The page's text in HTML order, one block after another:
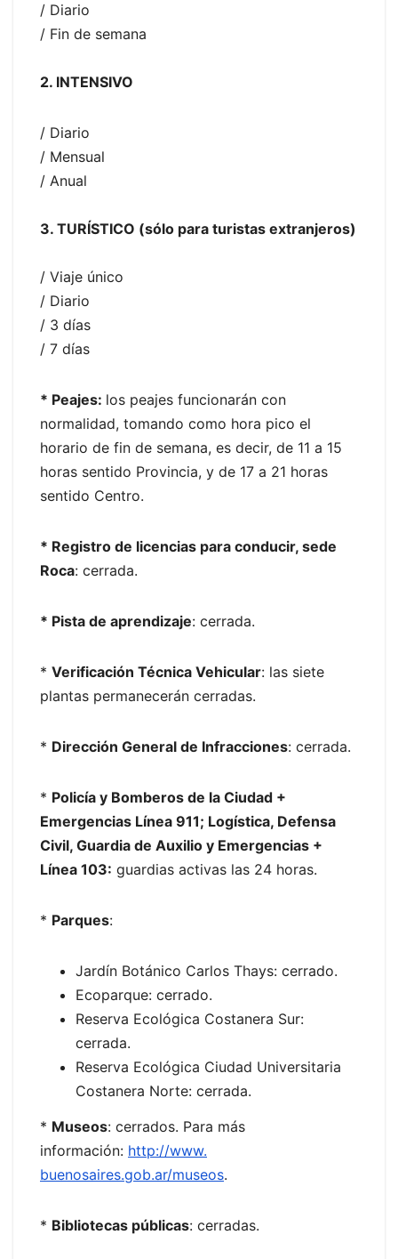
/ Diario
/ Fin de semana
2. INTENSIVO
/ Diario
/ Mensual
/ Anual
3. TURÍSTICO (sólo para turistas extranjeros)
/ Viaje único
/ Diario
/ 3 días
/ 7 días
* Peajes: los peajes funcionarán con
normalidad, tomando como hora pico el
horario de fin de semana, es decir, de 11 a 15
horas sentido Provincia, y de 17 a 21 horas
sentido Centro.
* Registro de licencias para conducir, sede
Roca: cerrada.
* Pista de aprendizaje: cerrada.
* Verificación Técnica Vehicular: las siete
plantas permanecerán cerradas.
* Dirección General de Infracciones: cerrada.
* Policía y Bomberos de la Ciudad +
Emergencias Línea 911; Logística, Defensa
Civil, Guardia de Auxilio y Emergencias +
Línea 103: guardias activas las 24 horas.
* Parques:
Jardín Botánico Carlos Thays: cerrado.
Ecoparque: cerrado.
Reserva Ecológica Costanera Sur:
cerrada.
Reserva Ecológica Ciudad Universitaria
Costanera Norte: cerrada.
* Museos: cerrados. Para más
información: http://www.
buenosaires.gob.ar/museos.
* Bibliotecas públicas: cerradas.